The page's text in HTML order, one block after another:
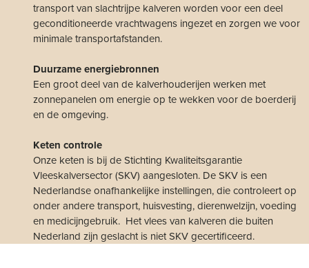
transport van slachtrijpe kalveren worden voor een deel
geconditioneerde vrachtwagens ingezet en zorgen we voor
minimale transportafstanden.
Duurzame energiebronnen
Een groot deel van de kalverhouderijen werken met
zonnepanelen om energie op te wekken voor de boerderij
en de omgeving.
Keten controle
Onze keten is bij de Stichting Kwaliteitsgarantie
Vleeskalversector (SKV) aangesloten. De SKV is een
Nederlandse onafhankelijke instellingen, die controleert op
onder andere transport, huisvesting, dierenwelzijn, voeding
en medicijngebruik. Het vlees van kalveren die buiten
Nederland zijn geslacht is niet SKV gecertificeerd.